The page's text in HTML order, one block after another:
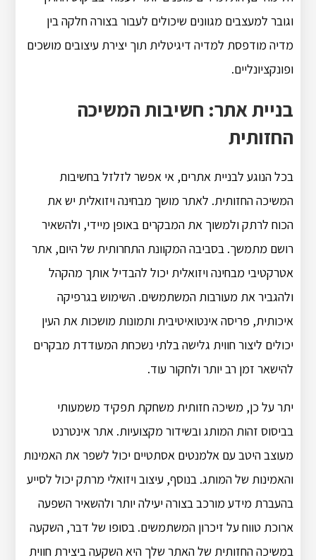
וגובר למעצבים מגוונים שיכולים לעבור בצורה חלקה בין
מדיה מודפסת למדיה דיגיטלית תוך יצירת עיצובים מושכים
ופונקציונליים.
בניית אתר: חשיבות המשיכה
החזותית
בכל הנוגע לבניית אתרים, אי אפשר לזלזל בחשיבות
המשיכה החזותית. לאתר מושך מבחינה ויזואלית יש את
הכוח לרתק ולמשוך את המבקרים באופן מיידי, ולהשאיר
רושם מתמשך.בסביבה המקוונת התחרותית של היום, אתר
אטרקטיבי מבחינה ויזואלית יכול להבדיל אותך מהקהל
ולהגביר את מעורבות המשתמשים.השימוש בגרפיקה
איכותית, פריסה אינטואיטיבית ותמונות מושכות את העין
יכולים ליצור חווית גלישה בלתי נשכחת המעודדת מבקרים
להישאר זמן רב יותר ולחקור עוד.
יתר על כן, משיכה חזותית משחקת תפקיד משמעותי
בביסוס זהות המותג ובשידור מקצועיות.אתר אינטרנט
מעוצב היטב עם אלמנטים אסתטיים יכול לשפר את האמינות
והאמינות של המותג.בנוסף, עיצוב ויזואלי מרתק יכול לסייע
בהעברת מידע מורכב בצורה יעילה יותר ולהשאיר השפעה
ארוכת טווח על זיכרון המשתמשים.בסופו של דבר, השקעה
במשיכה החזותית של האתר שלך היא השקעה ביצירת חווית